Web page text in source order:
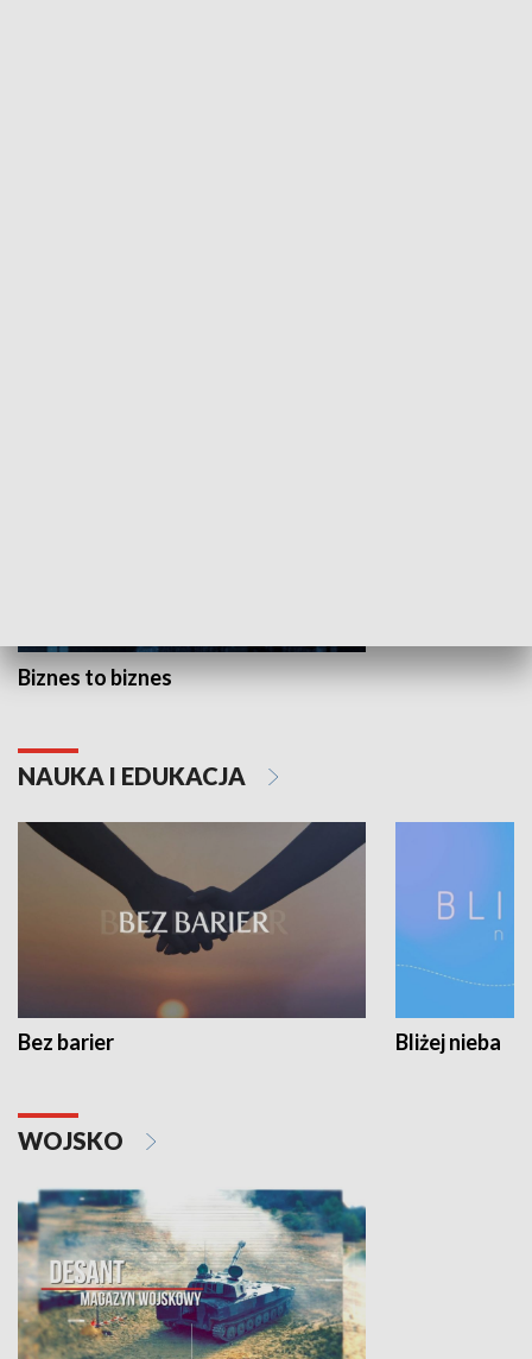
Biznes to biznes
NAUKA I EDUKACJA
Bez barier Bliżej nieba
WOJSKO